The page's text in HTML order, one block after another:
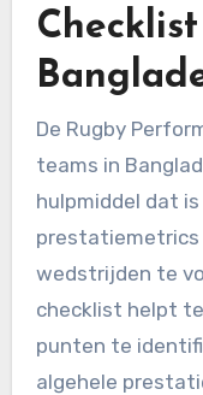
De Rugby
teams in
hulpmiddel dat
wedstrijden te
checklist helpt
punten te
algehele